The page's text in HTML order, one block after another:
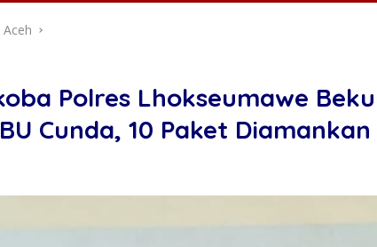
Aceh
Polres Lhokseumawe
Cunda, 10 Paket Diamankan